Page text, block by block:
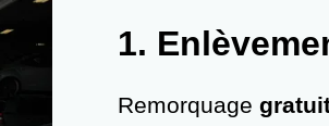
1.
Remorquage